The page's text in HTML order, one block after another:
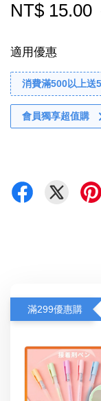
NT$ 15.00
適用優惠
消費滿500以上送
會員獨享超值購
滿299優惠購